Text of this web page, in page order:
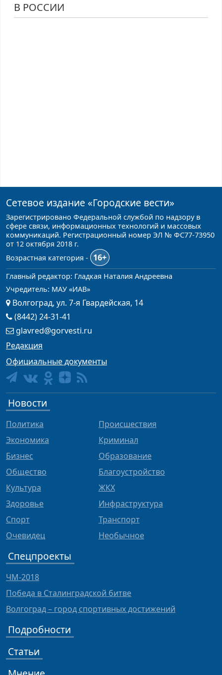
В РОССИИ
Сетевое издание «Городские вести»
Зарегистрировано Федеральной службой по надзору в
сфере связи, информационных технологий и массовых
коммуникаций. Регистрационный номер ЭЛ № ФС77-73950
от 12 октября 2018 г.
Возрастная категория -
16+
Главный редактор: Гладкая Наталия Андреевна
Учредитель: МАУ «ИАВ»
Волгоград, ул. 7-я Гвардейская, 14
(8442) 24-31-41
glavred@gorvesti.ru
Редакция
Официальные документы
Новости
Политика
Экономика
Бизнес
Общество
Культура
Здоровье
Спорт
Очевидец
Происшествия
Криминал
Образование
Благоустройство
ЖКХ
Инфраструктура
Транспорт
Необычное
Спецпроекты
ЧМ-2018
Победа в Сталинградской битве
Волгоград – город спортивных достижений
Подробности
Статьи